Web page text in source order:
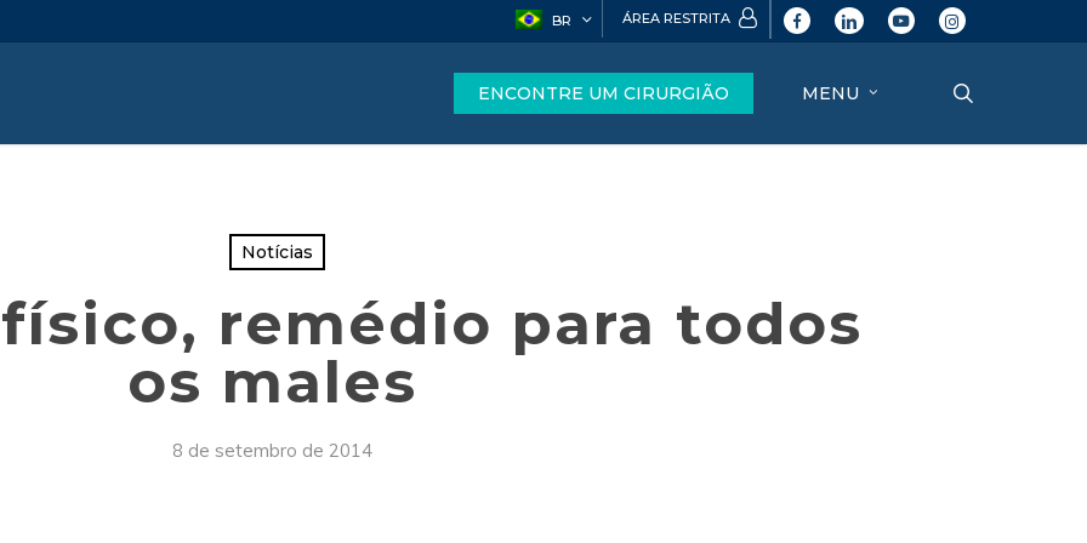
facebooklinkedin youtubeinstagram
ÁREA RESTRITA
BR
ENCONTRE UM CIRURGIÃO MENU
Notícias
remédio para todos
os males
8 de setembro de 2014